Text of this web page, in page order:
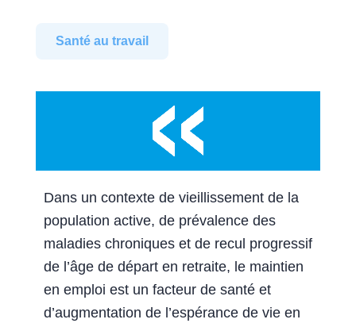
Santé au travail
Dans un contexte de vieillissement de la
population active, de prévalence des
maladies chroniques et de recul progressif
de l’âge de départ en retraite, le maintien
en emploi est un facteur de santé et
d’augmentation de l’espérance de vie en